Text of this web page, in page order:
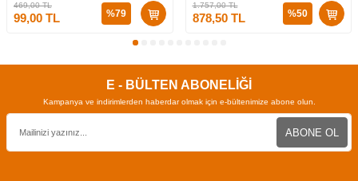
469,00TL
99,00 TL %79
1.757,00TL
878,50TL %50
E - BÜLTEN ABONELİĞİ
Kampanya ve indirimlerden haberdar olmak için e-bültenimize abone olun.
ABONE OL